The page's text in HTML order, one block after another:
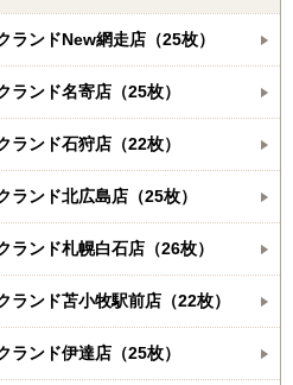
ランドNew網走店（25枚）
ランド名寄店（25枚）
ランド石狩店（22枚）
ランド北広島店（25枚）
ランド札幌白石店（26枚）
ランド苫小牧駅前店（22枚）
ランド伊達店（25枚）